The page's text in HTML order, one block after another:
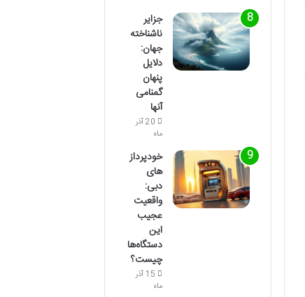
جزایر
ناشناخته
جهان:
دلایل
پنهان
گمنامی
آنها
20 آذر
ماه
خودپرداز
های
دبی:
واقعیت
عجیب
این
دستگاه‌ها
چیست؟
15 آذر
ماه